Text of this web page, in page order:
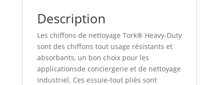
Description
Les chiffons de nettoyage Tork® Heavy-Duty
sont des chiffons tout usage résistants et
absorbants, un bon choix pour les
applicationsde conciergerie et de nettoyage
industriel. Ces essuie-tout pliés sont